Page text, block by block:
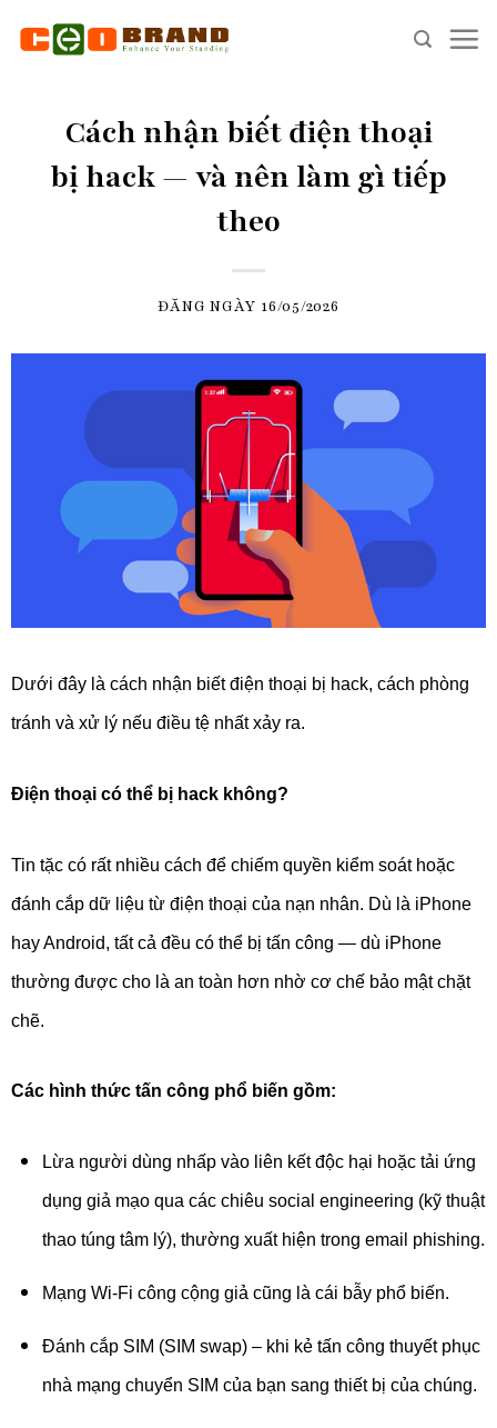
Cách nhận biết điện thoại
bị hack — và nên làm gì tiếp
theo
ĐĂNG NGÀY 16/05/2026
Dưới đây là cách nhận biết điện thoại bị hack, cách phòng
tránh và xử lý nếu điều tệ nhất xảy ra.
Điện thoại có thể bị hack không?
Tin tặc có rất nhiều cách để chiếm quyền kiểm soát hoặc
đánh cắp dữ liệu từ điện thoại của nạn nhân. Dù là iPhone
hay Android, tất cả đều có thể bị tấn công — dù iPhone
thường được cho là an toàn hơn nhờ cơ chế bảo mật chặt
chẽ.
Các hình thức tấn công phổ biến gồm:
Lừa người dùng nhấp vào liên kết độc hại hoặc tải ứng
dụng giả mạo qua các chiêu social engineering (kỹ thuật
thao túng tâm lý), thường xuất hiện trong email phishing.
Mạng Wi-Fi công cộng giả cũng là cái bẫy phổ biến.
Đánh cắp SIM (SIM swap) – khi kẻ tấn công thuyết phục
nhà mạng chuyển SIM của bạn sang thiết bị của chúng.